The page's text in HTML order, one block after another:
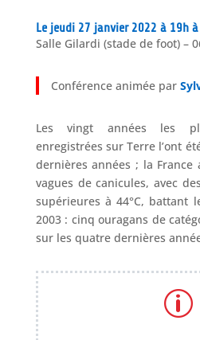
Le jeudi 27 janvier 2022 à 19h
Salle Gilardi (stade de foot) –
Conférence animée par
Les vingt années les
enregistrées sur Terre l’ont
dernières années ; la France
vagues de canicules, avec
supérieures à 44°C, battant
2003 : cinq ouragans de
sur les quatre dernières
p